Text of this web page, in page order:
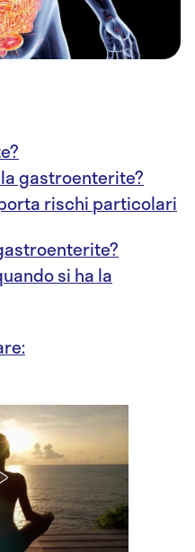
gastroenterite?
rischi particolari
si ha la